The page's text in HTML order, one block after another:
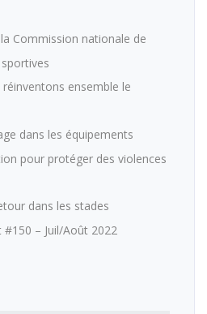
Commission nationale de
ensemble le
dans les équipements
pour protéger des violences
dans les stades
– Juil/Août 2022